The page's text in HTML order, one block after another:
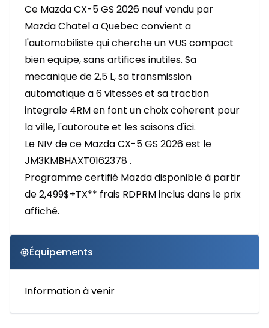
Ce Mazda CX-5 GS 2026 neuf vendu par
Mazda Chatel a Quebec convient a
l'automobiliste qui cherche un VUS compact
bien equipe, sans artifices inutiles. Sa
mecanique de 2,5 L, sa transmission
automatique a 6 vitesses et sa traction
integrale 4RM en font un choix coherent pour
la ville, l'autoroute et les saisons d'ici.
Le NIV de ce Mazda CX-5 GS 2026 est le
JM3KMBHAXT0162378 .
Programme certifié Mazda disponible à partir
de 2,499$+TX** frais RDPRM inclus dans le prix
affiché.
Équipements
Information à venir